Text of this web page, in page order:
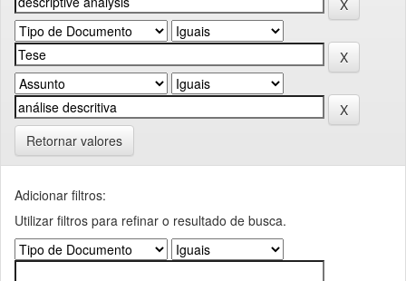
Retornar valores
Adicionar filtros:
Utilizar filtros para refinar o resultado de busca.